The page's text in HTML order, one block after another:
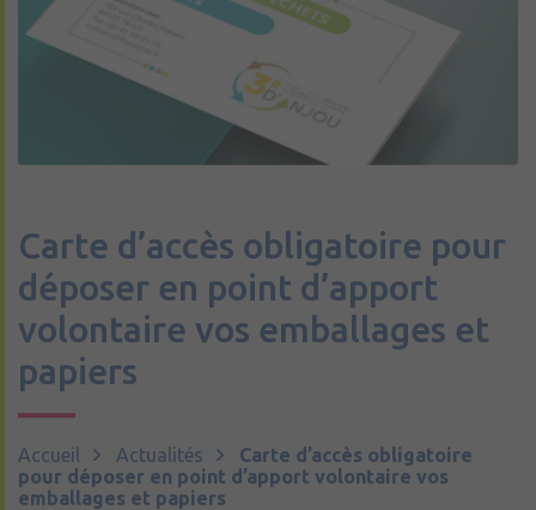
Carte d’accès obligatoire pour
déposer en point d’apport
volontaire vos emballages et
papiers
Accueil Actualités
Carte d’accès obligatoire
pour déposer en point d’apport volontaire vos
emballages et papiers